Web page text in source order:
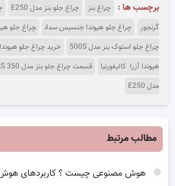
برچسب ها : چراغ بنز چراغ جلو بنز مدل E250
گرنجور
چراغ جلو هیوندا جنسیس سدان چراغ جلو
چراغ جلو استوک بنز مدل 500S
خرید چراغ جلو هیوندا
هیوندا آزرا کالیفورنیا
قسمت چراغ جلو بنز مدل CLS 350
مدل E250
مطالب مرتبط
هوش مصنوعی چیست ؟ کاربردهای هوش